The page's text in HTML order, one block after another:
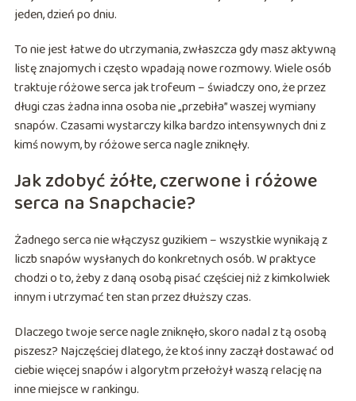
jeden, dzień po dniu.
To nie jest łatwe do utrzymania, zwłaszcza gdy masz aktywną
listę znajomych i często wpadają nowe rozmowy. Wiele osób
traktuje różowe serca jak trofeum – świadczy ono, że przez
długi czas żadna inna osoba nie „przebiła” waszej wymiany
snapów. Czasami wystarczy kilka bardzo intensywnych dni z
kimś nowym, by różowe serca nagle zniknęły.
Jak zdobyć żółte, czerwone i różowe
serca na Snapchacie?
Żadnego serca nie włączysz guzikiem – wszystkie wynikają z
liczb snapów wysłanych do konkretnych osób. W praktyce
chodzi o to, żeby z daną osobą pisać częściej niż z kimkolwiek
innym i utrzymać ten stan przez dłuższy czas.
Dlaczego twoje serce nagle zniknęło, skoro nadal z tą osobą
piszesz? Najczęściej dlatego, że ktoś inny zaczął dostawać od
ciebie więcej snapów i algorytm przełożył waszą relację na
inne miejsce w rankingu.